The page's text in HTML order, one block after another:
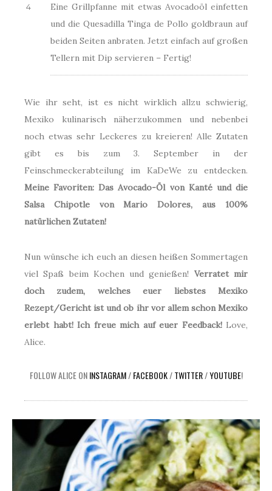
Eine Grillpfanne mit etwas Avocadoöl einfetten
und die Quesadilla Tinga de Pollo goldbraun auf
beiden Seiten anbraten. Jetzt einfach auf großen
Tellern mit Dip servieren – Fertig!
Wie ihr seht, ist es nicht wirklich allzu schwierig,
Mexiko kulinarisch näherzukommen und nebenbei
noch etwas sehr Leckeres zu kreieren! Alle Zutaten
gibt es bis zum 3. September in der
Feinschmeckerabteilung im KaDeWe zu entdecken.
Meine Favoriten: Das Avocado-Öl von Kanté und die
Salsa Chipotle von Mario Dolores, aus 100%
natürlichen Zutaten!
Nun wünsche ich euch an diesen heißen Sommertagen
viel Spaß beim Kochen und genießen! Verratet mir
doch zudem, welches euer liebstes Mexiko
Rezept/Gericht ist und ob ihr vor allem schon Mexiko
erlebt habt! Ich freue mich auf euer Feedback!Love,
Alice.
FOLLOW ALICE ONINSTAGRAM/FACEBOOK/TWITTER/YOUTUBE!